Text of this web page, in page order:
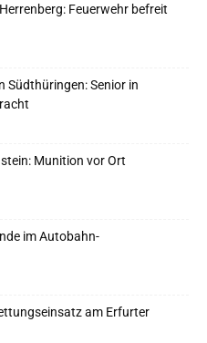
Feuerwehr befreit
Südthüringen: Senior in
Munition vor Ort
im Autobahn-
am Erfurter